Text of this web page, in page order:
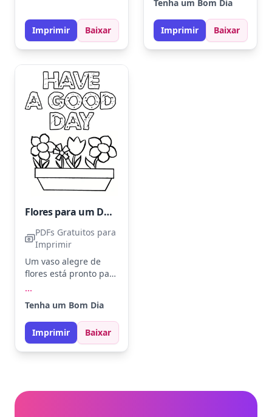
vida ao cachorrinho
com tons de marrom
claro e bege.
Imprimir Baixar
ganhar tons de
amarelo e azul,
enquanto as
pequenas flores ao
Tenha um Bom Dia
Imprimir Baixar
Flores para um Dia Feliz
PDFs Gratuitos para
Imprimir
Um vaso alegre de
flores está pronto para
Good Day' acima.
Escolha tons de
amarelo, rosa e roxo
para as flores e verde
sombreados suaves
...
Tenha um Bom Dia
Imprimir Baixar